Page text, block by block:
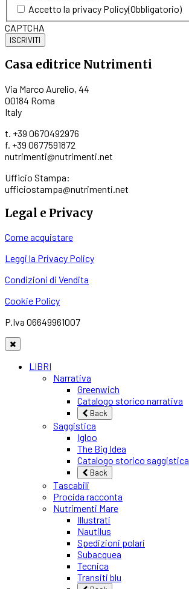
Accetto la privacy Policy(Obbligatorio)
CAPTCHA
Casa editrice Nutrimenti
Via Marco Aurelio, 44
00184 Roma
Italy
t. +39 0670492976
f. +39 0677591872
nutrimenti@nutrimenti.net
Ufficio Stampa:
ufficiostampa@nutrimenti.net
Legal e Privacy
Come acquistare
Leggi la Privacy Policy
Condizioni di Vendita
Cookie Policy
P.Iva 06649961007
LIBRI
Narrativa
Greenwich
Catalogo storico narrativa
Back
Saggistica
Igloo
The Big Idea
Catalogo storico saggistica
Back
Tascabili
Procida racconta
Nutrimenti Mare
Illustrati
Nautilus
Spedizioni polari
Subacquea
Tecnica
Transiti blu